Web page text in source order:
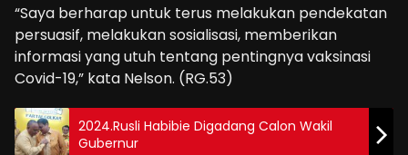
“Saya berharap untuk terus melakukan pendekatan
persuasif, melakukan sosialisasi, memberikan
informasi yang utuh tentang pentingnya vaksinasi
Covid-19,” kata Nelson. (RG.53)
2024.Rusli Habibie Digadang Calon Wakil
Gubernur